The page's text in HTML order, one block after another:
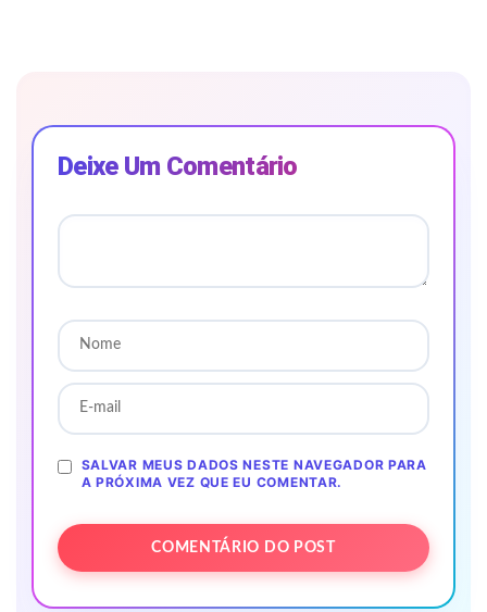
Deixe Um Comentário
SALVAR MEUS DADOS NESTE NAVEGADOR PARA
A PRÓXIMA VEZ QUE EU COMENTAR.